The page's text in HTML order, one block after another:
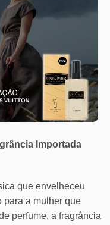
ampliar
Importada
que envelheceu
para a mulher que
perfume, a fragrância